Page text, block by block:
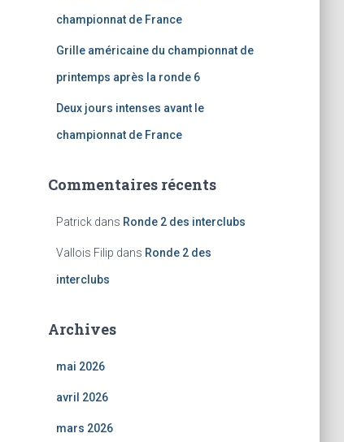
championnat de France
Grille américaine du championnat de
printemps après la ronde 6
Deux jours intenses avant le
championnat de France
Commentaires récents
Patrickdans Ronde 2 des interclubs
Vallois Filip dans Ronde 2 des
interclubs
Archives
mai 2026
avril 2026
mars 2026